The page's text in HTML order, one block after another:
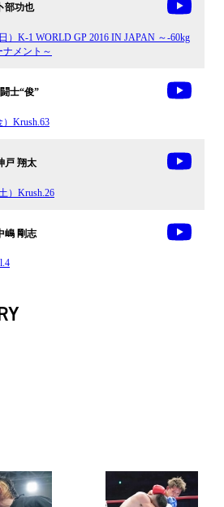
部功也
）K-1 WORLD GP 2016 IN JAPAN ～-60kg
ナメント～
士“俊”
）Krush.63
戸 翔太
）Krush.26
嶋 剛志